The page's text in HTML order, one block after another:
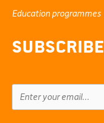
Education programmes
Subscribe